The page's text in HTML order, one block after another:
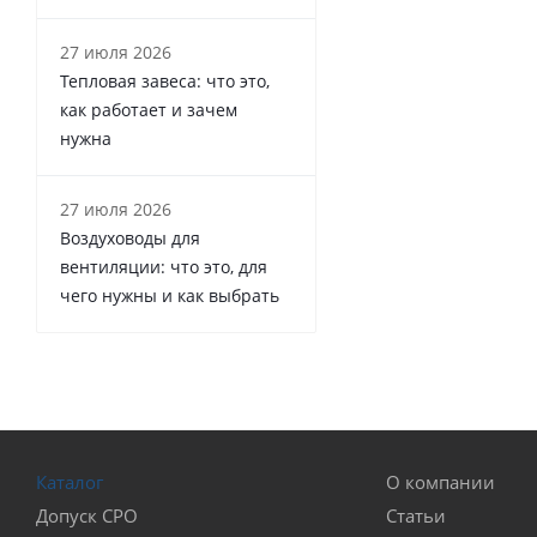
27 июля 2026
Тепловая завеса: что это,
как работает и зачем
нужна
27 июля 2026
Воздуховоды для
вентиляции: что это, для
чего нужны и как выбрать
Каталог
Допуск СРО
О компании
Статьи